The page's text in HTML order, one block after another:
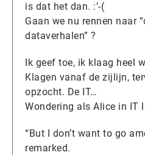
is dat het dan. :’-(
Gaan we nu rennen naar
dataverhalen” ?
Ik geef toe, ik klaag heel
Klagen vanaf de zijlijn,
opzocht. De IT…
Wondering als Alice in IT
“But I don’t want to go
remarked.